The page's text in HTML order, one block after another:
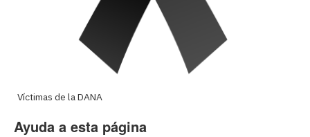
Víctimas de la DANA
Ayuda a esta página